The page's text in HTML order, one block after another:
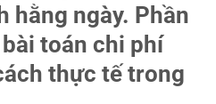
hằng ngày. Phần
toán chi phí
thực tế trong